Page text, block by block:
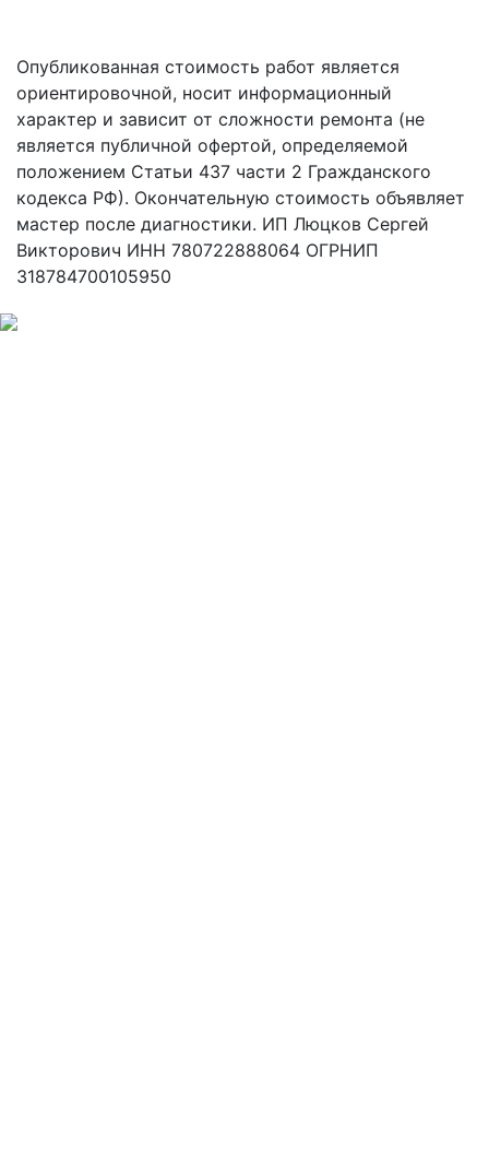
Опубликованная стоимость работ является
ориентировочной, носит информационный
характер и зависит от сложности ремонта (не
является публичной офертой, определяемой
положением Статьи 437 части 2 Гражданского
кодекса РФ). Окончательную стоимость объявляет
мастер после диагностики. ИП Люцков Сергей
Викторович ИНН 780722888064 ОГРНИП
318784700105950